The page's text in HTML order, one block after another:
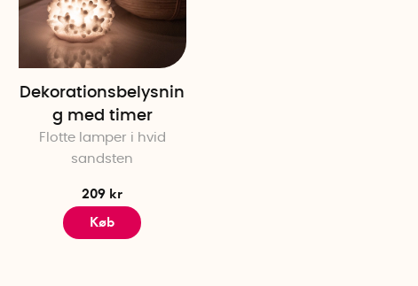
Dekorationsbelysnin
g med timer
Flotte lamper i hvid
sandsten
209 kr
Køb